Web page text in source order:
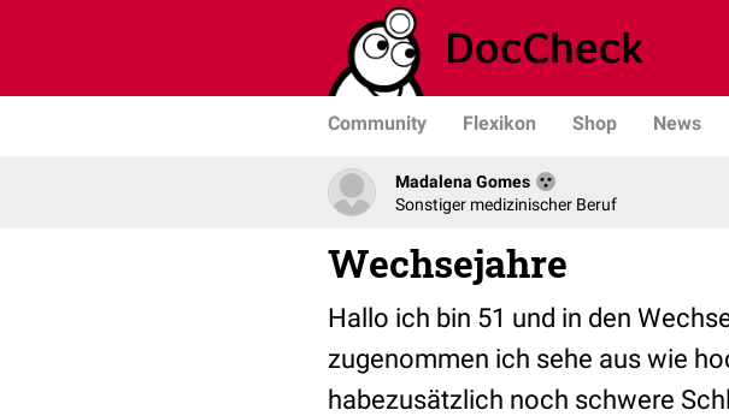
Community Flexikon Shop News
Madalena Gomes
Sonstiger medizinischer Beruf
Wechsejahre
Hallo ich bin 51 und in den
zugenommen ich sehe aus wie
habezusätzlich noch schwere